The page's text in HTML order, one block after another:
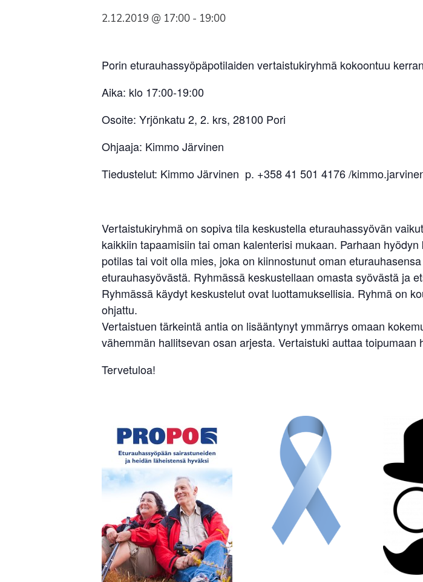
2.12.2019 @ 17:00 - 19:00
Porin eturauhassyöpäpotilaiden vertaistukiryhmä kokoontuu
Aika: klo 17:00-19:00
Osoite: Yrjönkatu 2, 2. krs, 28100 Pori
Ohjaaja: Kimmo Järvinen
Tiedustelut: Kimmo Järvinen p. +358 41 501 4176 /
Vertaistukiryhmä on sopiva tila keskustella eturauhassyövän
kaikkiin tapaamisiin tai oman kalenterisi mukaan. Parhaan
potilas tai voit olla mies, joka on kiinnostunut oman
eturauhasyövästä. Ryhmässä keskustellaan omasta syövästä ja
Ryhmässä käydyt keskustelut ovat luottamuksellisia. Ryhmä on
ohjattu.
Vertaistuen tärkeintä antia on lisääntynyt ymmärrys omaan
vähemmän hallitsevan osan arjesta. Vertaistuki auttaa toipumaan
Tervetuloa!